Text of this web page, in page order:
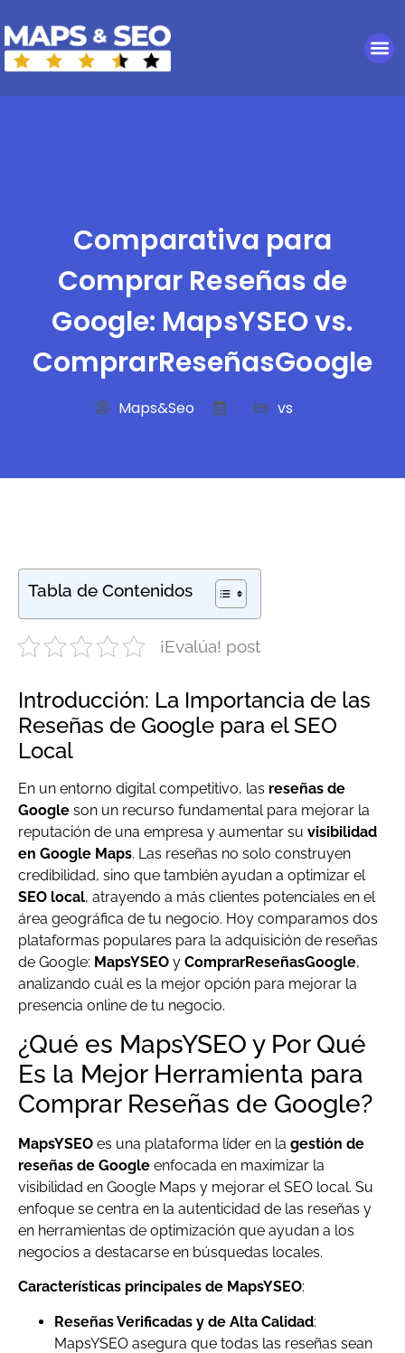
Comparativa para
Comprar Reseñas de
Google: MapsYSEO vs.
ComprarReseñasGoogle
Maps&Seo vs
Tabla de Contenidos
¡Evalúa! post
Introducción: La Importancia de las
Reseñas de Google para el SEO
Local
En un entorno digital competitivo, las reseñas de
Google son un recurso fundamental para mejorar la
reputación de una empresa y aumentar su visibilidad
en Google Maps. Las reseñas no solo construyen
credibilidad, sino que también ayudan a optimizar el
SEO local, atrayendo a más clientes potenciales en el
área geográfica de tu negocio. Hoy comparamos dos
plataformas populares para la adquisición de reseñas
de Google: MapsYSEO y ComprarReseñasGoogle,
analizando cuál es la mejor opción para mejorar la
presencia online de tu negocio.
¿Qué es MapsYSEO y Por Qué
Es la Mejor Herramienta para
Comprar Reseñas de Google?
MapsYSEO es una plataforma líder en la gestión de
reseñas de Google enfocada en maximizar la
visibilidad en Google Maps y mejorar el SEO local. Su
enfoque se centra en la autenticidad de las reseñas y
en herramientas de optimización que ayudan a los
negocios a destacarse en búsquedas locales.
Características principales de MapsYSEO:
Reseñas Verificadas y de Alta Calidad:
MapsYSEO asegura que todas las reseñas sean